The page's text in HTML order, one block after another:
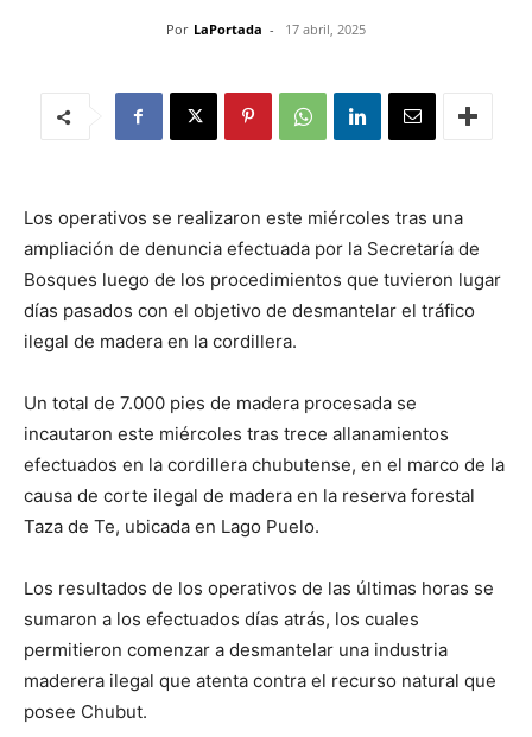
Por LaPortada - 17 abril, 2025
Los operativos se realizaron este miércoles tras una
ampliación de denuncia efectuada por la Secretaría de
Bosques luego de los procedimientos que tuvieron lugar
días pasados con el objetivo de desmantelar el tráfico
ilegal de madera en la cordillera.
Un total de 7.000 pies de madera procesada se
incautaron este miércoles tras trece allanamientos
efectuados en la cordillera chubutense, en el marco de la
causa de corte ilegal de madera en la reserva forestal
Taza de Te, ubicada en Lago Puelo.
Los resultados de los operativos de las últimas horas se
sumaron a los efectuados días atrás, los cuales
permitieron comenzar a desmantelar una industria
maderera ilegal que atenta contra el recurso natural que
posee Chubut.